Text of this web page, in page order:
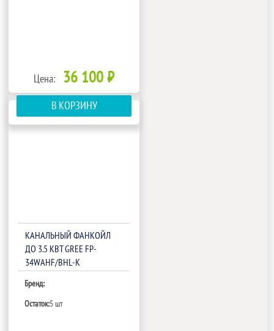
Цена: 36 100 ₽
В КОРЗИНУ
КАНАЛЬНЫЙ ФАНКОЙЛ
ДО 3.5 КВТ GREE FP-
34WAHF/BHL-K
Бренд:
Остаток:5 шт